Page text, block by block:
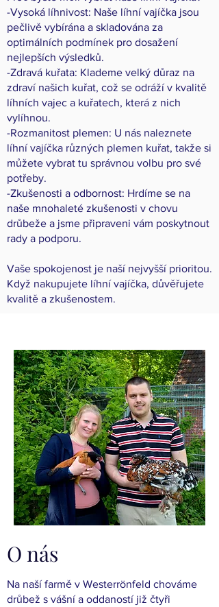
-Vysoká líhnivost: Naše líhní vajíčka jsou
pečlivě vybírána a skladována za
optimálních podmínek pro dosažení
nejlepších výsledků.
-Zdravá kuřata: Klademe velký důraz na
zdraví našich kuřat, což se odráží v kvalitě
líhních vajec a kuřatech, která z nich
vylíhnou.
-Rozmanitost plemen: U nás naleznete
líhní vajíčka různých plemen kuřat, takže si
můžete vybrat tu správnou volbu pro své
potřeby.
-Zkušenosti a odbornost: Hrdíme se na
naše mnohaleté zkušenosti v chovu
drůbeže a jsme připraveni vám poskytnout
rady a podporu.
Vaše spokojenost je naší nejvyšší prioritou.
Když nakupujete líhní vajíčka, důvěřujete
kvalitě a zkušenostem.
O nás
Na naší farmě v Westerrönfeld chováme
drůbež s vášní a oddaností již čtyři